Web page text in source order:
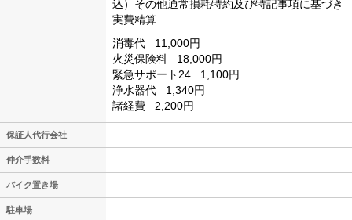
込）その他通常損耗特約及び特記事項に基づき
実費精算
消毒代
11,000円
火災保険料
18,000円
緊急サポート24
1,100円
浄水器代
1,340円
諸経費
2,200円
保証人代行会社
仲介手数料
バイク置き場
駐車場